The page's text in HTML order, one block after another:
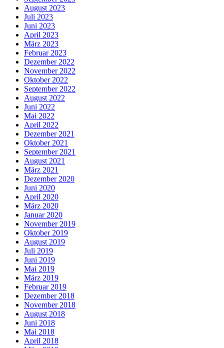
August 2023
Juli 2023
Juni 2023
April 2023
März 2023
Februar 2023
Dezember 2022
November 2022
Oktober 2022
September 2022
August 2022
Juni 2022
Mai 2022
April 2022
Dezember 2021
Oktober 2021
September 2021
August 2021
März 2021
Dezember 2020
Juni 2020
April 2020
März 2020
Januar 2020
November 2019
Oktober 2019
August 2019
Juli 2019
Juni 2019
Mai 2019
März 2019
Februar 2019
Dezember 2018
November 2018
August 2018
Juni 2018
Mai 2018
April 2018